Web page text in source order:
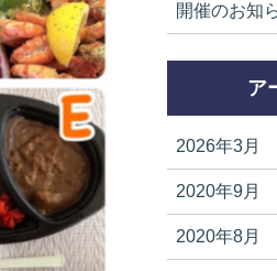
開催のお知
ア
2026年3月
2020年9月
2020年8月